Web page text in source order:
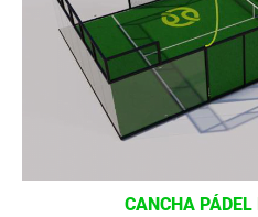
CANCHA